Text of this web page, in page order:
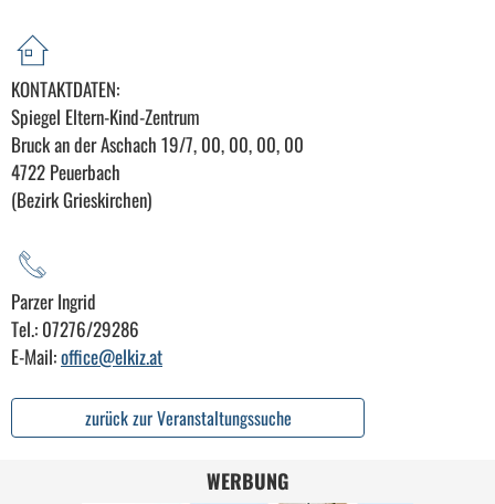
KONTAKTDATEN:
Spiegel Eltern-Kind-Zentrum
Bruck an der Aschach 19/7, 00, 00, 00, 00
4722 Peuerbach
(Bezirk Grieskirchen)
Parzer Ingrid
Tel.: 07276/29286
E-Mail:office@elkiz.at
zurück zur Veranstaltungssuche
WERBUNG